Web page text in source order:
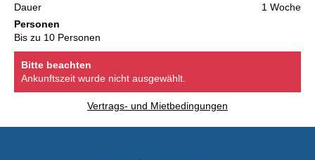
Dauer
1 Woche
Personen
Bis zu 10 Personen
Bitte beachten
Ankunftszeit wurde nicht ausgewählt.
Vertrags- und Mietbedingungen